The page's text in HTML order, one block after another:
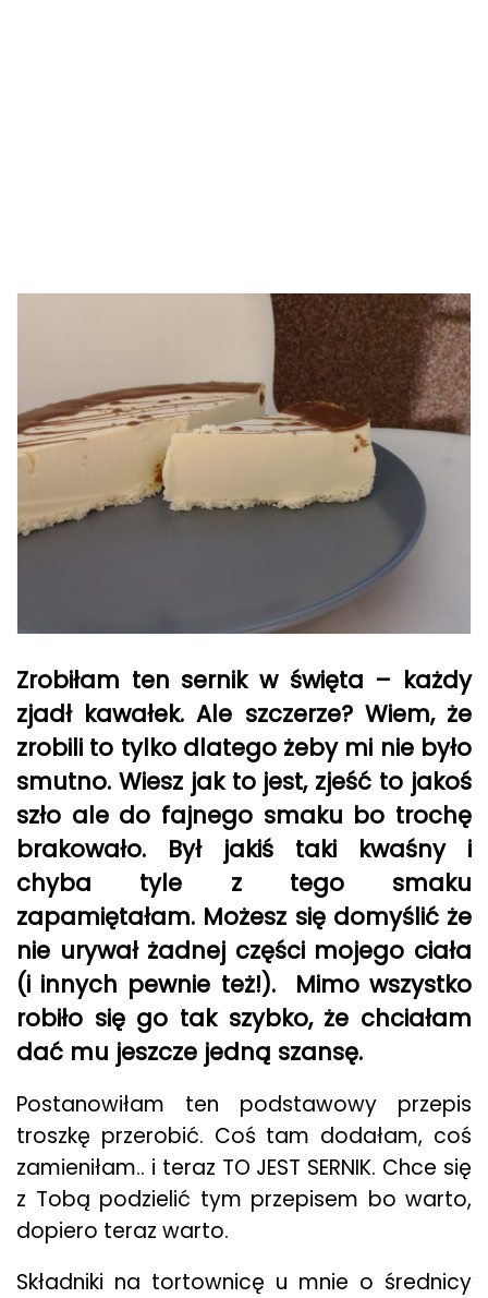
Zrobiłam ten sernik w święta – każdy
zjadł kawałek. Ale szczerze? Wiem, że
zrobili to tylko dlatego żeby mi nie było
smutno. Wiesz jak to jest, zjeść to jakoś
szło ale do fajnego smaku bo trochę
brakowało. Był jakiś taki kwaśny i
chyba tyle z tego smaku
zapamiętałam. Możesz się domyślić że
nie urywał żadnej części mojego ciała
(i innych pewnie też!). Mimo wszystko
robiło się go tak szybko, że chciałam
dać mu jeszcze jedną szansę.
Postanowiłam ten podstawowy przepis
troszkę przerobić. Coś tam dodałam, coś
zamieniłam.. i teraz TO JEST SERNIK. Chce się
z Tobą podzielić tym przepisem bo warto,
dopiero teraz warto.
Składniki na tortownicę u mnie o średnicy